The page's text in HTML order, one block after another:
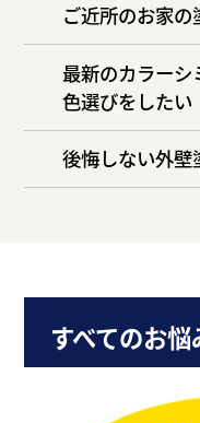
ご近所のお家
最新のカラーシ
色選びをしたい
後悔しない外
すべてのお悩